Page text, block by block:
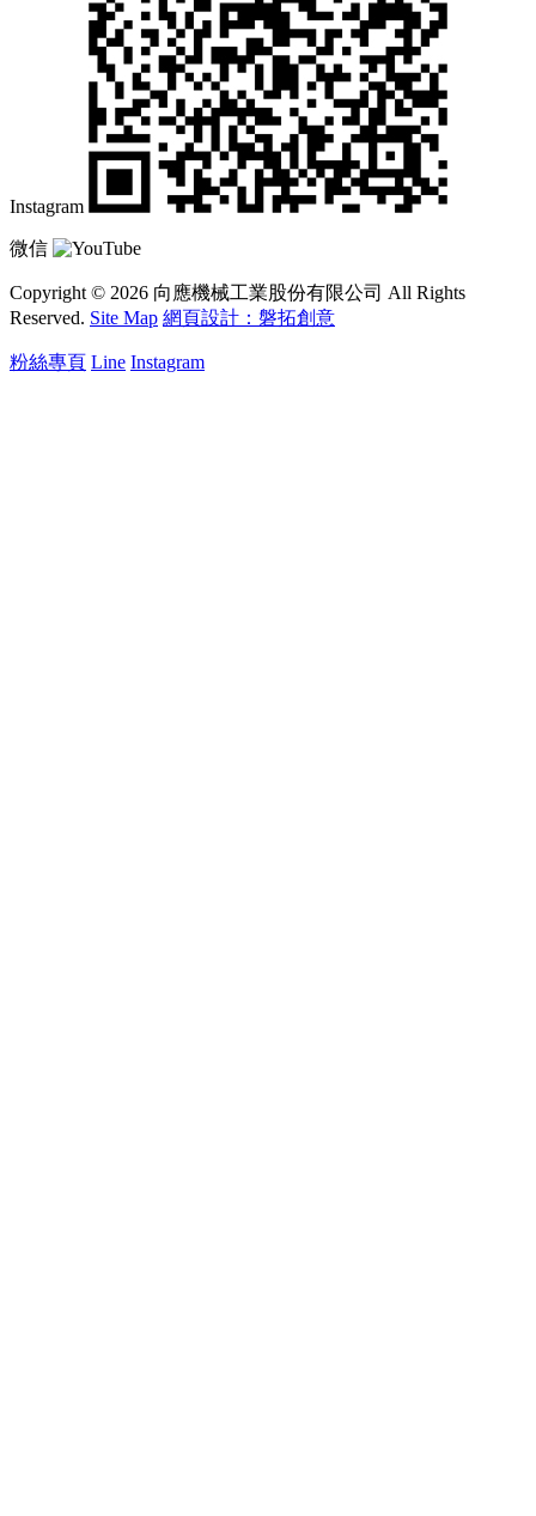
Instagram
微信
Copyright © 2026 向應機械工業股份有限公司 All Rights
Reserved. Site Map 網頁設計：磐拓創意
粉絲專頁 Line Instagram